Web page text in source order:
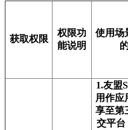
获取权限
权限功
能说明
使用场
1.友盟
用作应
享至第
交平台